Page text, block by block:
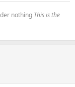
nothing This is the